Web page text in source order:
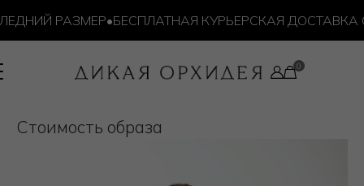
РАЗМЕР•БЕСПЛАТНАЯ КУРЬЕРСКАЯ ДОСТАВКА
Cтоимость образа